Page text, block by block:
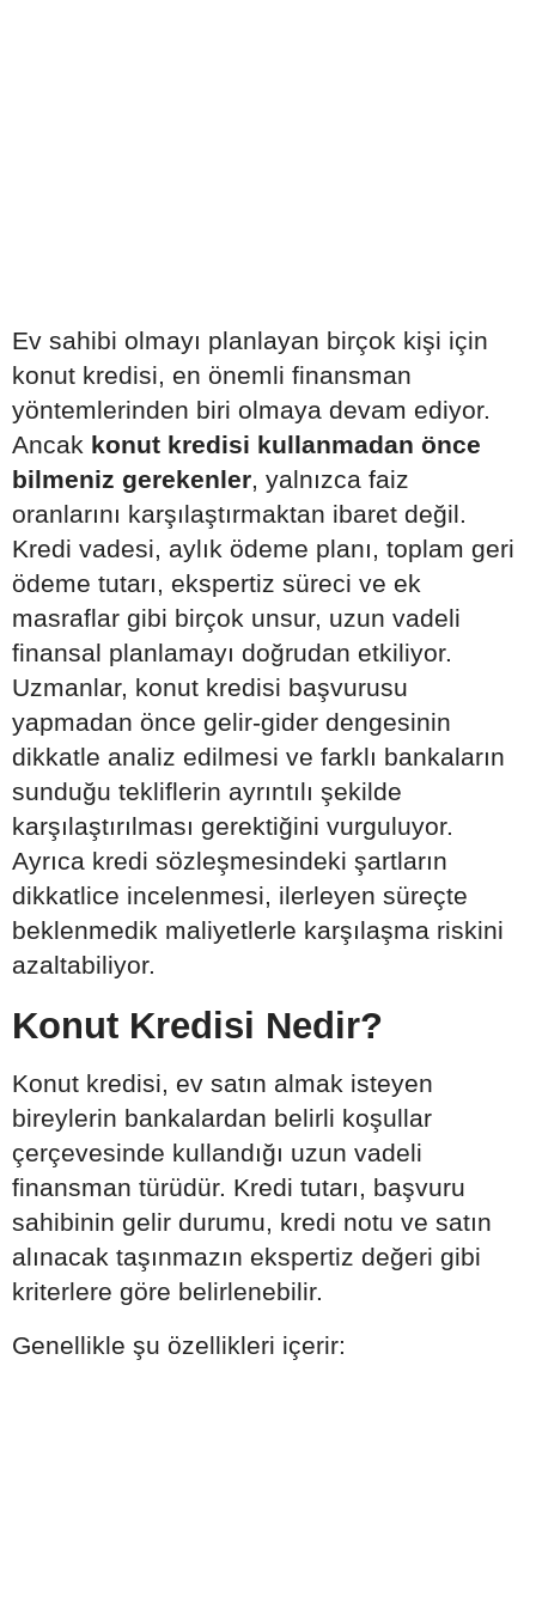
Ev sahibi olmayı planlayan birçok kişi için
konut kredisi, en önemli finansman
yöntemlerinden biri olmaya devam ediyor.
Ancak konut kredisi kullanmadan önce
bilmeniz gerekenler, yalnızca faiz
oranlarını karşılaştırmaktan ibaret değil.
Kredi vadesi, aylık ödeme planı, toplam geri
ödeme tutarı, ekspertiz süreci ve ek
masraflar gibi birçok unsur, uzun vadeli
finansal planlamayı doğrudan etkiliyor.
Uzmanlar, konut kredisi başvurusu
yapmadan önce gelir-gider dengesinin
dikkatle analiz edilmesi ve farklı bankaların
sunduğu tekliflerin ayrıntılı şekilde
karşılaştırılması gerektiğini vurguluyor.
Ayrıca kredi sözleşmesindeki şartların
dikkatlice incelenmesi, ilerleyen süreçte
beklenmedik maliyetlerle karşılaşma riskini
azaltabiliyor.
Konut Kredisi Nedir?
Konut kredisi, ev satın almak isteyen
bireylerin bankalardan belirli koşullar
çerçevesinde kullandığı uzun vadeli
finansman türüdür. Kredi tutarı, başvuru
sahibinin gelir durumu, kredi notu ve satın
alınacak taşınmazın ekspertiz değeri gibi
kriterlere göre belirlenebilir.
Genellikle şu özellikleri içerir: